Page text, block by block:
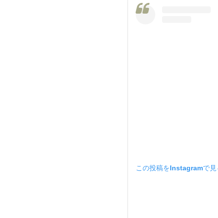
この投稿をInstagramで見